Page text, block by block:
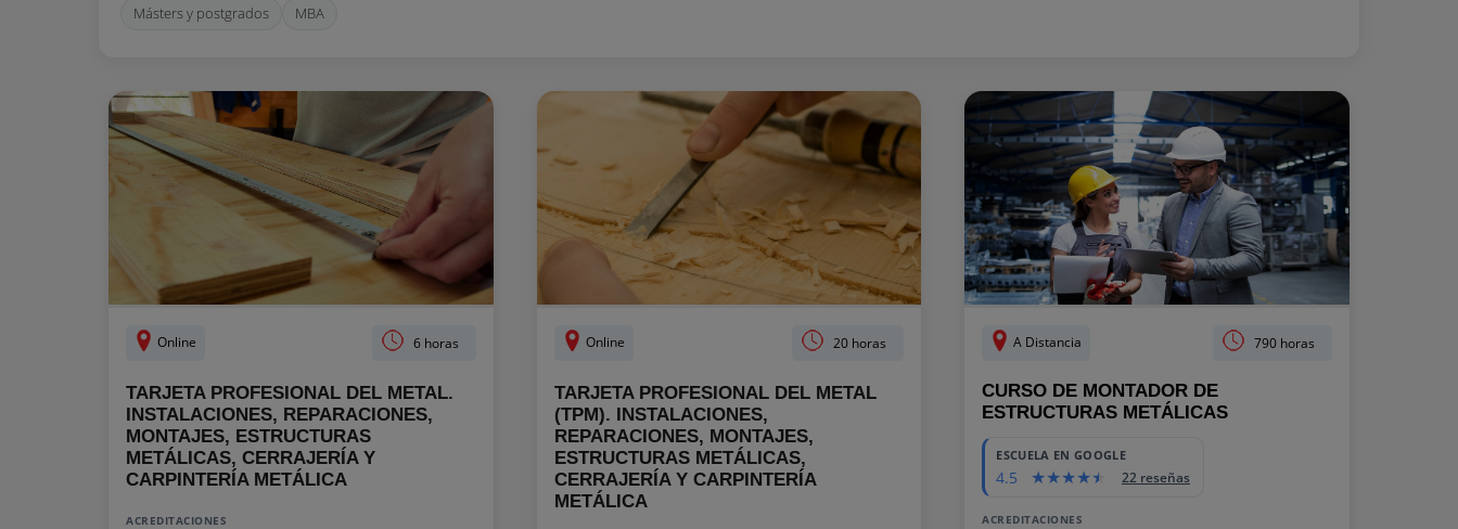
Másters y postgrados MBA
Online 6 horas
TARJETA PROFESIONAL DEL METAL.
INSTALACIONES, REPARACIONES,
MONTAJES, ESTRUCTURAS
METÁLICAS, CERRAJERÍA Y
CARPINTERÍA METÁLICA
ACREDITACIONES
Online 20 horas
TARJETA PROFESIONAL DEL METAL
(TPM). INSTALACIONES,
REPARACIONES, MONTAJES,
ESTRUCTURAS METÁLICAS,
CERRAJERÍA Y CARPINTERÍA
METÁLICA
A Distancia 790 horas
CURSO DE MONTADOR DE
ESTRUCTURAS METÁLICAS
ESCUELA EN GOOGLE
4.5 22 reseñas
ACREDITACIONES